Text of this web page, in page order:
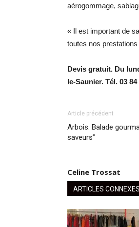
aérogommage,
« Il est important de
toutes nos
Devis gratuit. Du
le-Saunier. Tél. 03 84
Article précédent
Arbois. Balade
saveurs”
Celine Trossat
ARTICLES CONNEXES